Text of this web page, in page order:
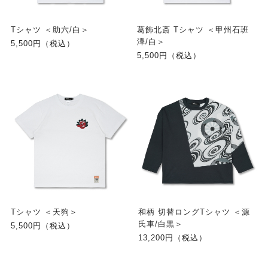
Tシャツ ＜助六/白＞
5,500円（税込）
葛飾北斎 Tシャツ ＜甲州石班
澤/白＞
5,500円（税込）
Tシャツ ＜天狗＞
5,500円（税込）
和柄 切替ロングTシャツ ＜源
氏車/白黒＞
13,200円（税込）